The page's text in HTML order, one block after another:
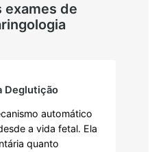
exames de
Deglutição
automático
a vida fetal. Ela
quanto